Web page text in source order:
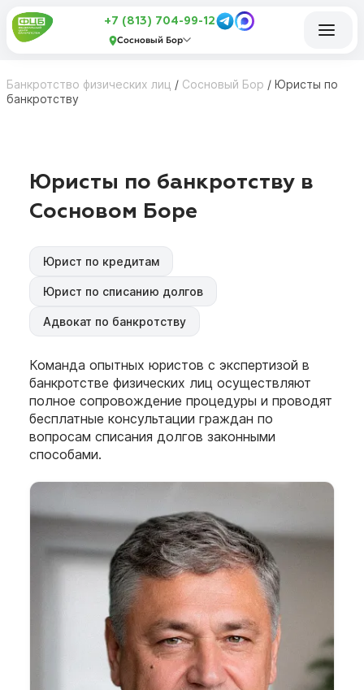
+7 (813) 704-99-12
Сосновый Бор
Банкротство физических лиц / Сосновый Бор / Юристы по
банкротству
Юристы по банкротству в
Сосновом Боре
Юрист по кредитам
Юрист по списанию долгов
Адвокат по банкротству
Команда опытных юристов с экспертизой в
банкротстве физических лиц осуществляют
полное сопровождение процедуры и проводят
бесплатные консультации граждан по
вопросам списания долгов законными
способами.